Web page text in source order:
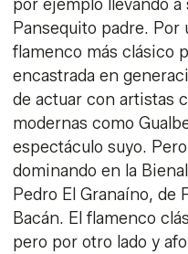
por ejemplo llevando a
Pansequito padre. Por
flamenco más clásico
encastrada en
de actuar con artistas
modernas como
espectáculo suyo.
dominando en la
Pedro El Granaíno, de
Bacán. El flamenco
pero por otro lado y